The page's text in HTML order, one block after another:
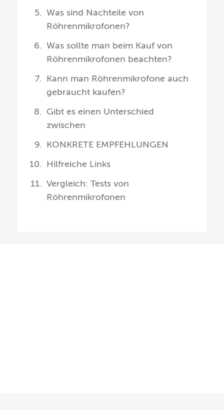
Was sind Nachteile von
Röhrenmikrofonen?
Was sollte man beim Kauf von
Röhrenmikrofonen beachten?
Kann man Röhrenmikrofone auch
gebraucht kaufen?
Gibt es einen Unterschied
zwischen
KONKRETE EMPFEHLUNGEN
Hilfreiche Links
Vergleich: Tests von
Röhrenmikrofonen